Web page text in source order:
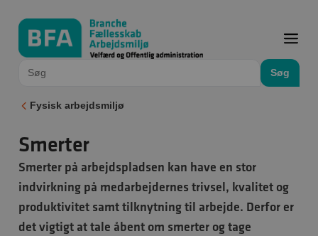
Søg
Fysisk arbejdsmiljø
Smerter
Smerter på arbejdspladsen kan have en stor
indvirkning på medarbejdernes trivsel, kvalitet og
produktivitet samt tilknytning til arbejde. Derfor er
det vigtigt at tale åbent om smerter og tage